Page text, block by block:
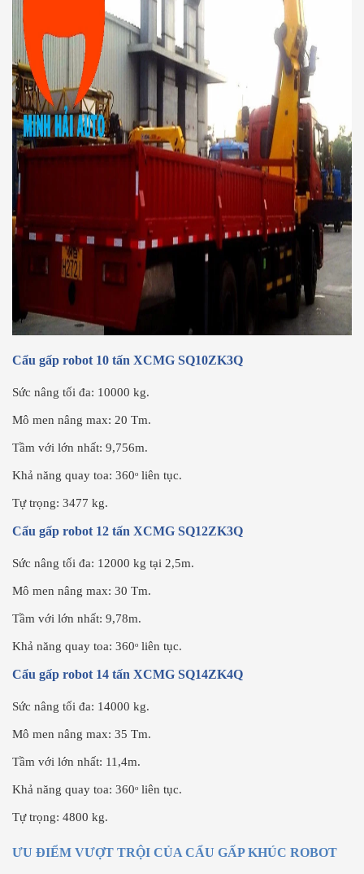
Cẩu gấp robot 10 tấn XCMG SQ10ZK3Q
Sức nâng tối đa: 10000 kg.
Mô men nâng max: 20 Tm.
Tầm với lớn nhất: 9,756m.
Khả năng quay toa: 360ᵒ liên tục.
Tự trọng: 3477 kg.
Cẩu gấp robot 12 tấn XCMG SQ12ZK3Q
Sức nâng tối đa: 12000 kg tại 2,5m.
Mô men nâng max: 30 Tm.
Tầm với lớn nhất: 9,78m.
Khả năng quay toa: 360ᵒ liên tục.
Cẩu gấp robot 14 tấn XCMG SQ14ZK4Q
Sức nâng tối đa: 14000 kg.
Mô men nâng max: 35 Tm.
Tầm với lớn nhất: 11,4m.
Khả năng quay toa: 360ᵒ liên tục.
Tự trọng: 4800 kg.
ƯU ĐIỂM VƯỢT TRỘI CỦA CẨU GẤP KHÚC ROBOT